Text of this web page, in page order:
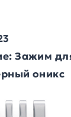
Зажим
оникс